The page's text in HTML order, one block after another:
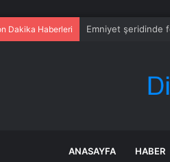
Dakika Haberleri Emniyet şeridinde
ANASAYFA HABER